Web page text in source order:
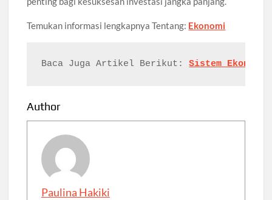
Temukan informasi lengkapnya Tentang: Ekonomi
Baca Juga Artikel Berikut: Sistem Ekonomi
Author
Paulina Hakiki